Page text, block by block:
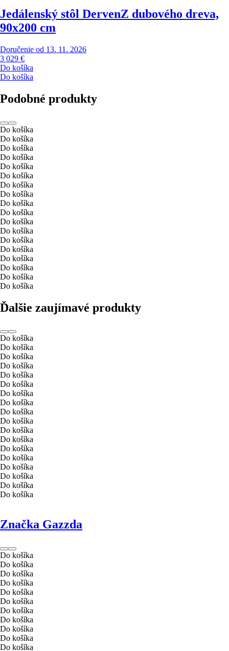
Jedálenský stôl DervenZ dubového dreva,
90x200 cm
Doručenie od 13. 11. 2026
3 029 €
Do košíka
Do košíka
Podobné produkty
Do košíka
Do košíka
Do košíka
Do košíka
Do košíka
Do košíka
Do košíka
Do košíka
Do košíka
Do košíka
Do košíka
Do košíka
Do košíka
Do košíka
Do košíka
Do košíka
Do košíka
Do košíka
Ďalšie zaujímavé produkty
Do košíka
Do košíka
Do košíka
Do košíka
Do košíka
Do košíka
Do košíka
Do košíka
Do košíka
Do košíka
Do košíka
Do košíka
Do košíka
Do košíka
Do košíka
Do košíka
Do košíka
Do košíka
Značka Gazzda
Do košíka
Do košíka
Do košíka
Do košíka
Do košíka
Do košíka
Do košíka
Do košíka
Do košíka
Do košíka
Do košíka